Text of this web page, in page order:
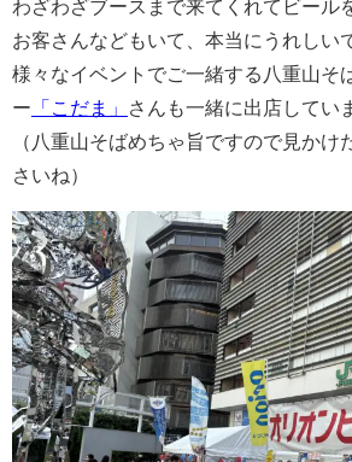
わざわざブースまで来てくれてビール
お客さんなどもいて、本当にうれしい
様々なイベントでご一緒する八重山そ
ー 「こだま」
さんも一緒に出店してい
（八重山そばめちゃ旨ですので見かけ
さいね）